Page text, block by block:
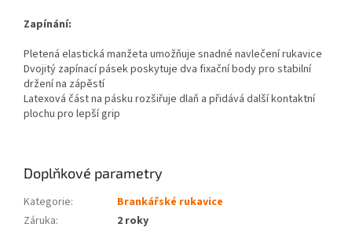
Zapínání:
Pletená elastická manžeta umožňuje snadné navlečení rukavice
Dvojitý zapínací pásek poskytuje dva fixační body pro stabilní
držení na zápěstí
Latexová část na pásku rozšiřuje dlaň a přidává další kontaktní
plochu pro lepší grip
Doplňkové parametry
Kategorie:
Brankářské rukavice
Záruka:
2 roky